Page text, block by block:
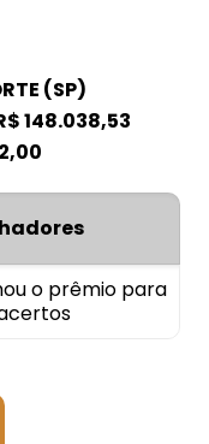
(SP)
148.038,53
o prêmio para